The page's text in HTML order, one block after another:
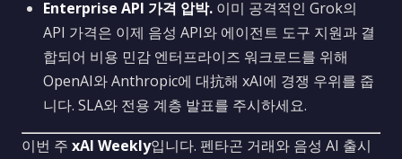
Enterprise API 가격 압박. 이미 공격적인 Grok의
API 가격은 이제 음성 API와 에이전트 도구 지원과 결
합되어 비용 민감 엔터프라이즈 워크로드를 위해
OpenAI와 Anthropic에 대抗해 xAI에 경쟁 우위를 줍
니다. SLA와 전용 계층 발표를 주시하세요.
이번 주 xAI Weekly입니다. 펜타곤 거래와 음성 AI 출시